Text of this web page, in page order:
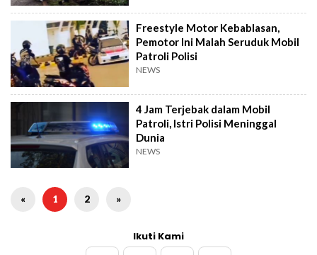
Freestyle Motor Kebablasan,
Pemotor Ini Malah Seruduk Mobil
Patroli Polisi
NEWS
4 Jam Terjebak dalam Mobil
Patroli, Istri Polisi Meninggal
Dunia
NEWS
« 1 2 »
Ikuti Kami